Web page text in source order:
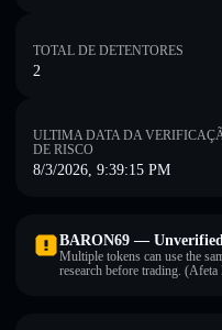
TOTAL DE DETENTORES
2
ULTIMA DATA DA
DE RISCO
8/3/2026, 9:39:15 PM
BARON69 —
Multiple tokens can use the
research before trading. (Afeta